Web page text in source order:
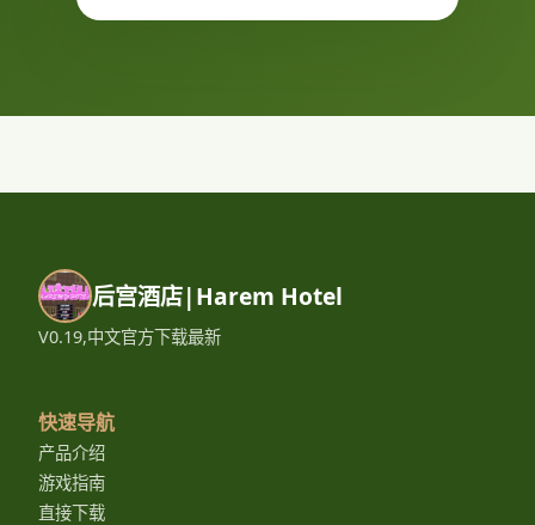
后宫酒店|Harem Hotel
V0.19,中文官方下载最新
快速导航
产品介绍
游戏指南
直接下载